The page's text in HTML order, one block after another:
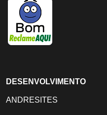
DESENVOLVIMENTO
ANDRESITES